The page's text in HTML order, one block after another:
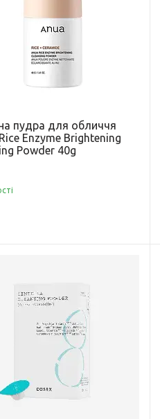
пудра для обличчя
Enzyme Brightening
Powder 40g